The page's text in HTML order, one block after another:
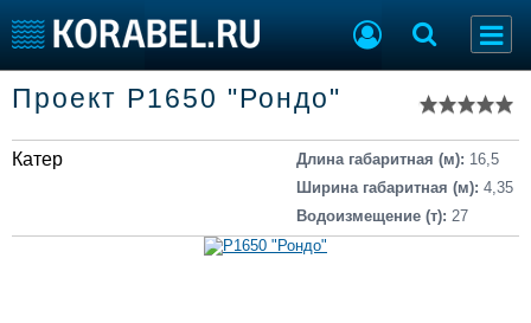
Тип судна
Добавить судно
Добавить проект
Последние 100
Пульс
Торговая площадка
Доска объявлений
Проект Р1650 "Рондо"
Катер Длина габаритная (м): 16,5
Ширина габаритная (м): 4,35
Водоизмещение (т): 27